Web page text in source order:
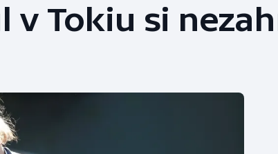
Judo
Lezení
Rychlostní
kanoistika
Sportovní střelba
v Tokiu si